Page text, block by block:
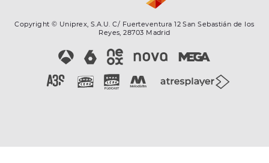
Copyright © Uniprex, S.A.U. C/ Fuerteventura 12 San Sebastián de los
Reyes, 28703 Madrid